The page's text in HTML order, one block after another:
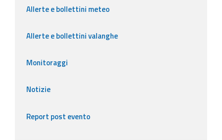
Allerte e bollettini meteo
Allerte e bollettini valanghe
Monitoraggi
Notizie
Report post evento